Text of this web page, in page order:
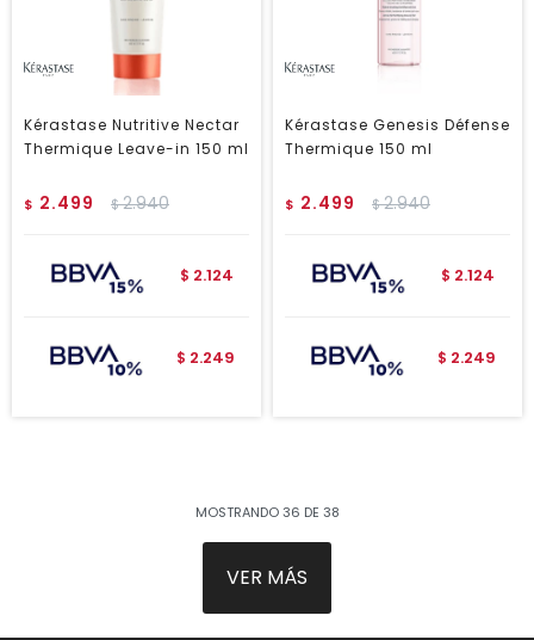
Kérastase Nutritive Nectar
Thermique Leave-in 150 ml
$ 2.499 $2.940
$ 2.124
$ 2.249
Kérastase Genesis Défense
Thermique 150 ml
$ 2.499 $2.940
$ 2.124
$ 2.249
MOSTRANDO36 DE 38
VER MÁS